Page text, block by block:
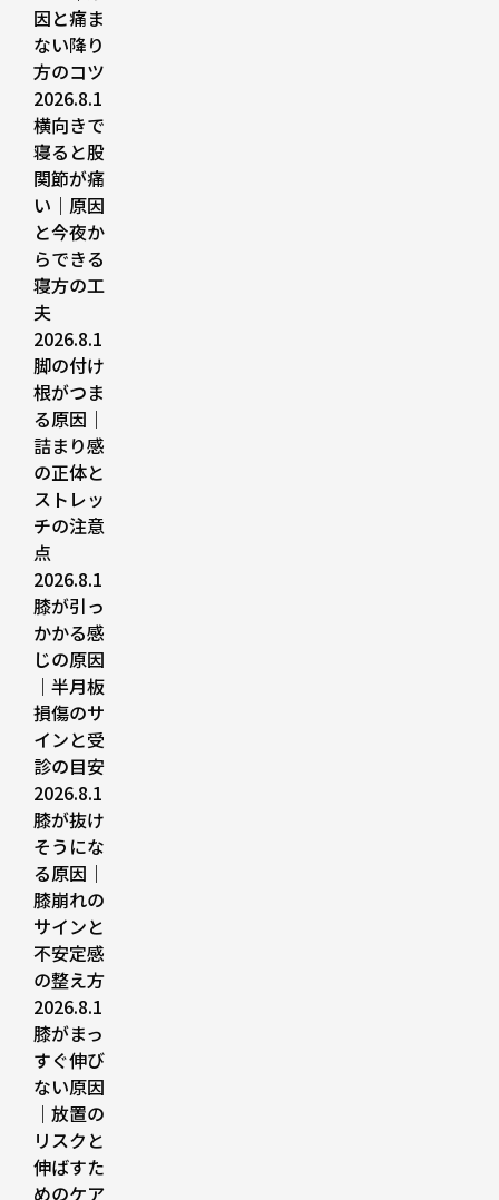
因と痛ま
ない降り
方のコツ
2026.8.1
横向きで
寝ると股
関節が痛
い｜原因
と今夜か
らできる
寝方の工
夫
2026.8.1
脚の付け
根がつま
る原因｜
詰まり感
の正体と
ストレッ
チの注意
点
2026.8.1
膝が引っ
かかる感
じの原因
｜半月板
損傷のサ
インと受
診の目安
2026.8.1
膝が抜け
そうにな
る原因｜
膝崩れの
サインと
不安定感
の整え方
2026.8.1
膝がまっ
すぐ伸び
ない原因
｜放置の
リスクと
伸ばすた
めのケア